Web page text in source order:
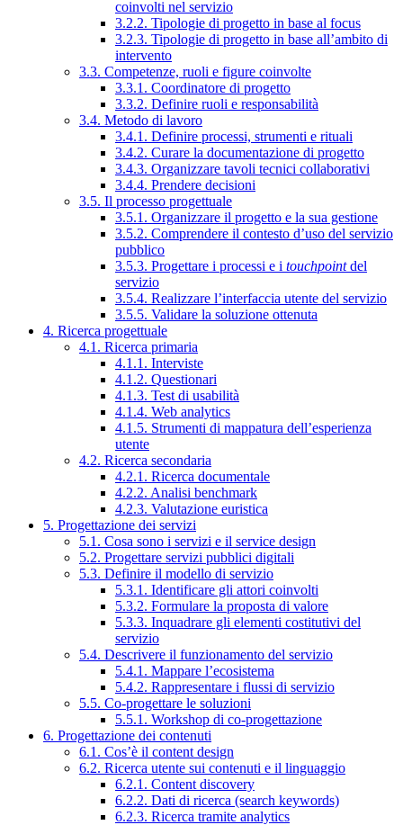
coinvolti nel servizio
3.2.2. Tipologie di progetto in base al focus
3.2.3. Tipologie di progetto in base all’ambito di
intervento
3.3. Competenze, ruoli e figure coinvolte
3.3.1. Coordinatore di progetto
3.3.2. Definire ruoli e responsabilità
3.4. Metodo di lavoro
3.4.1. Definire processi, strumenti e rituali
3.4.2. Curare la documentazione di progetto
3.4.3. Organizzare tavoli tecnici collaborativi
3.4.4. Prendere decisioni
3.5. Il processo progettuale
3.5.1. Organizzare il progetto e la sua gestione
3.5.2. Comprendere il contesto d’uso del servizio
pubblico
3.5.3. Progettare i processi e i touchpointdel
servizio
3.5.4. Realizzare l’interfaccia utente del servizio
3.5.5. Validare la soluzione ottenuta
4. Ricerca progettuale
4.1. Ricerca primaria
4.1.1. Interviste
4.1.2. Questionari
4.1.3. Test di usabilità
4.1.4. Web analytics
4.1.5. Strumenti di mappatura dell’esperienza
utente
4.2. Ricerca secondaria
4.2.1. Ricerca documentale
4.2.2. Analisi benchmark
4.2.3. Valutazione euristica
5. Progettazione dei servizi
5.1. Cosa sono i servizi e il service design
5.2. Progettare servizi pubblici digitali
5.3. Definire il modello di servizio
5.3.1. Identificare gli attori coinvolti
5.3.2. Formulare la proposta di valore
5.3.3. Inquadrare gli elementi costitutivi del
servizio
5.4. Descrivere il funzionamento del servizio
5.4.1. Mappare l’ecosistema
5.4.2. Rappresentare i flussi di servizio
5.5. Co-progettare le soluzioni
5.5.1. Workshop di co-progettazione
6. Progettazione dei contenuti
6.1. Cos’è il content design
6.2. Ricerca utente sui contenuti e il linguaggio
6.2.1. Content discovery
6.2.2. Dati di ricerca (search keywords)
6.2.3. Ricerca tramite analytics